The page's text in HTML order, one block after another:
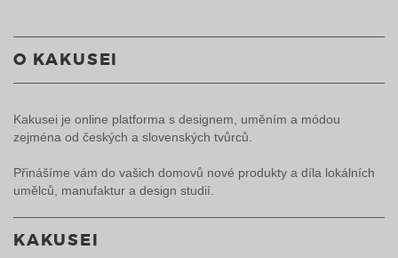
O KAKUSEI
Kakusei je online platforma s designem, uměním a módou
zejména od českých a slovenských tvůrců.
Přinášíme vám do vašich domovů nové produkty a díla lokálních
umělců, manufaktur a design studií.
KAKUSEI